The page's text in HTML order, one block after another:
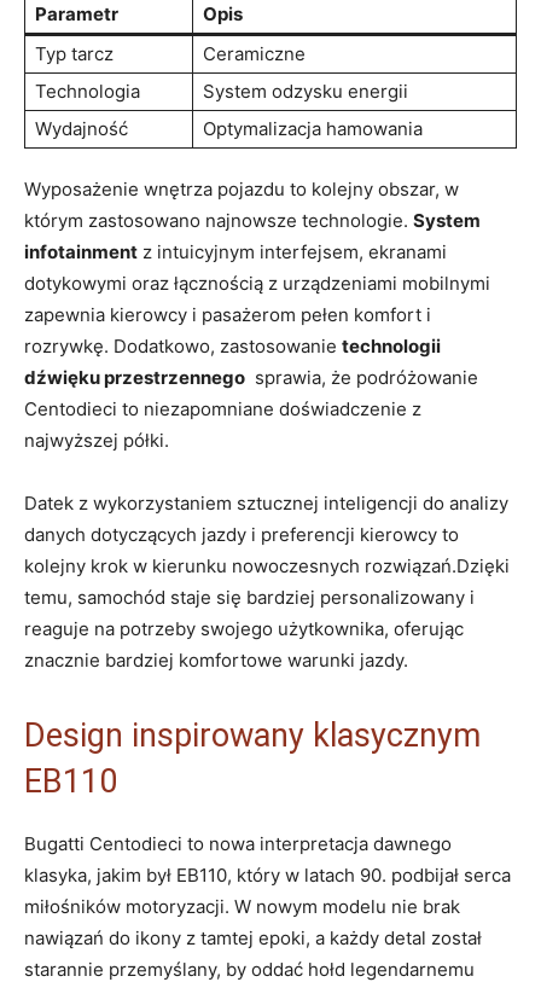
Parametr
Opis
Typ‍ tarcz
Ceramiczne
Technologia
System odzysku energii
Wydajność
Optymalizacja ​hamowania
Wyposażenie wnętrza pojazdu ⁣to kolejny obszar, w
którym ⁤zastosowano najnowsze technologie. System
infotainment z‌ intuicyjnym interfejsem, ekranami
dotykowymi oraz ‌łącznością z urządzeniami mobilnymi
zapewnia kierowcy i pasażerom pełen komfort i
rozrywkę. Dodatkowo, ​zastosowanie technologii
dźwięku przestrzennego ‍ sprawia, że podróżowanie
Centodieci to niezapomniane doświadczenie ‌z
najwyższej ‍półki.
Datek z wykorzystaniem sztucznej inteligencji do analizy
danych dotyczących jazdy i preferencji kierowcy to
kolejny krok w kierunku nowoczesnych rozwiązań.Dzięki
temu, samochód staje się bardziej personalizowany i‍
reaguje na potrzeby ⁤swojego użytkownika, oferując‍
znacznie bardziej komfortowe warunki jazdy.
Design inspirowany klasycznym
EB110
Bugatti Centodieci to nowa ⁤interpretacja dawnego
klasyka, jakim był EB110, który​ w latach 90.‍ podbijał serca
miłośników ⁣motoryzacji. W⁢ nowym modelu nie brak
nawiązań do ‌ikony z tamtej epoki,‌ a każdy detal został
starannie przemyślany, by oddać hołd‌ legendarnemu